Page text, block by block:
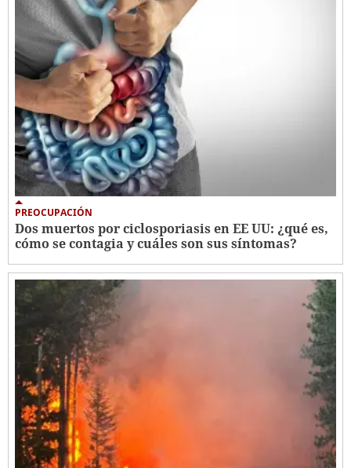
PREOCUPACIÓN
Dos muertos por ciclosporiasis en EE UU: ¿qué es,
cómo se contagia y cuáles son sus síntomas?